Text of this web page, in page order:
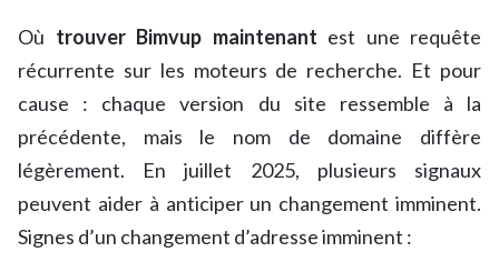
Où trouver Bimvup maintenant est une requête
récurrente sur les moteurs de recherche. Et pour
cause : chaque version du site ressemble à la
précédente, mais le nom de domaine diffère
légèrement. En juillet 2025, plusieurs signaux
peuvent aider à anticiper un changement imminent.
Signes d’un changement d’adresse imminent :